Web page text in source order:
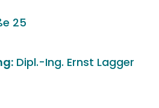
25
: Dipl.-Ing. Ernst Lagger